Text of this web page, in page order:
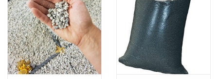
hohe Masse und ihre dämpfende Struktur tragen zu einer
effektiven Schallabsorption bei.
Auch als Füllmaterial für technische Hohlräume und
Schächte sind Korkgranulate geeignet. Durch ihre kleine
Größe gleiten sie leicht nach unten und füllen den Raum
problemlos aus.